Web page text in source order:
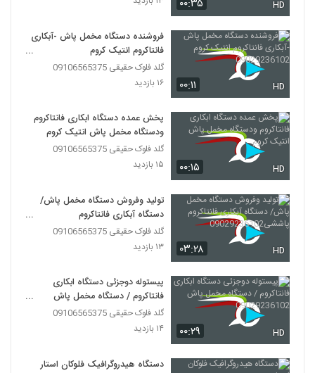
۰۰:۳۵ HD
۰۰:۱۱ HD
فروشنده دستگاه مخمل پاش -آبکاری
فانتاکروم انتیک کروم
09029236102
گلد فلوک حقیقی 09106565375
۱۶ بازدید
۰۰:۱۵ HD
پخش عمده دستگاه ابکاری فانتاکروم
ودستگاه مخمل پاش انتیک کروم
گلد فلوک حقیقی 09106565375
۱۵ بازدید
۰۳:۲۸ HD
تولید وفروش دستگاه مخمل پاش/
دستگاه آبکاری فانتاکروم
پاششی09029236102
گلد فلوک حقیقی 09106565375
۱۳ بازدید
۰۰:۲۹ HD
پیستوله دوجزئی دستگاه ابکاری
فانتاکروم / دستگاه مخمل پاش
09029236102
گلد فلوک حقیقی 09106565375
۱۴ بازدید
دستگاه هیدروگرافیک فلوکان استار